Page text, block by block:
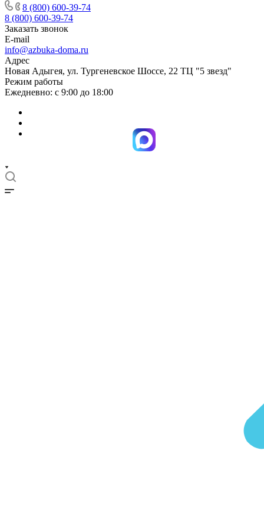
8 (800) 600-39-74
8 (800) 600-39-74
Заказать звонок
E-mail
info@azbuka-doma.ru
Адрес
Новая Адыгея, ул. Тургеневское Шоссе, 22 ТЦ "5 звезд"
Режим работы
Ежедневно: с 9:00 до 18:00